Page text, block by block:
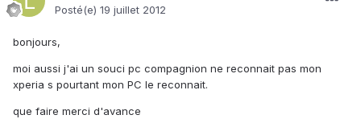
Posté(e) 19 juillet 2012
bonjours,
moi aussi j'ai un souci pc compagnion ne reconnait pas mon
xperia s pourtant mon PC le reconnait.
que faire merci d'avance